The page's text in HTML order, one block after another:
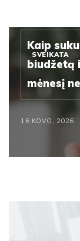
SVEIKATA
Kaip
biudžetą
mėnesį
16 KOVO, 2026